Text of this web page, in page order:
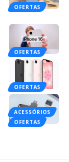
OFERTAS
OFERTAS
OFERTAS
ACESSÓRIOS
OFERTAS